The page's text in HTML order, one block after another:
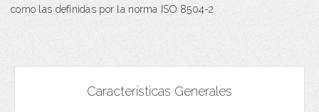
como las definidas por la norma ISO 8504-2
Características Generales